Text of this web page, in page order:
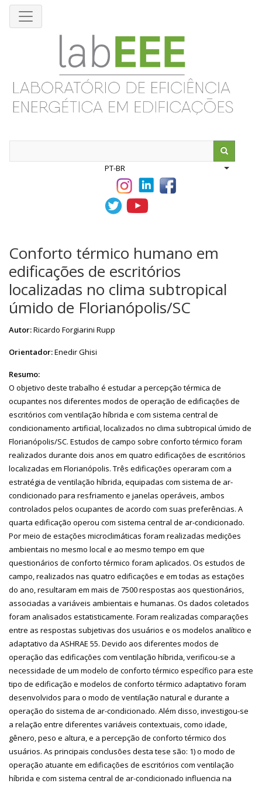
Pular
PT-BR
List
Conforto térmico humano em
edificações de escritórios
localizadas no clima subtropical
úmido de Florianópolis/SC
Autor:Ricardo Forgiarini Rupp
Orientador:Enedir Ghisi
Resumo:
O objetivo deste trabalho é estudar a percepção térmica de
ocupantes nos diferentes modos de operação de edificações de
escritórios com ventilação híbrida e com sistema central de
condicionamento artificial, localizados no clima subtropical úmido de
Florianópolis/SC. Estudos de campo sobre conforto térmico foram
realizados durante dois anos em quatro edificações de escritórios
localizadas em Florianópolis. Três edificações operaram com a
estratégia de ventilação híbrida, equipadas com sistema de ar-
condicionado para resfriamento e janelas operáveis, ambos
controlados pelos ocupantes de acordo com suas preferências. A
quarta edificação operou com sistema central de ar-condicionado.
Por meio de estações microclimáticas foram realizadas medições
ambientais no mesmo local e ao mesmo tempo em que
questionários de conforto térmico foram aplicados. Os estudos de
campo, realizados nas quatro edificações e em todas as estações
do ano, resultaram em mais de 7500 respostas aos questionários,
associadas a variáveis ambientais e humanas. Os dados coletados
foram analisados estatisticamente. Foram realizadas comparações
entre as respostas subjetivas dos usuários e os modelos analítico e
adaptativo da ASHRAE 55. Devido aos diferentes modos de
operação das edificações com ventilação híbrida, verificou-se a
necessidade de um modelo de conforto térmico específico para este
tipo de edificação e modelos de conforto térmico adaptativo foram
desenvolvidos para o modo de ventilação natural e durante a
operação do sistema de ar-condicionado. Além disso, investigou-se
a relação entre diferentes variáveis contextuais, como idade,
gênero, peso e altura, e a percepção de conforto térmico dos
usuários. As principais conclusões desta tese são: 1) o modo de
operação atuante em edificações de escritórios com ventilação
híbrida e com sistema central de ar-condicionado influencia na